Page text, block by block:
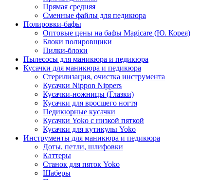
Прямая средняя
Сменные файлы для педикюра
Полировки-бафы
Оптовые цены на бафы Magicare (Ю. Корея)
Блоки полировщики
Пилки-блоки
Пылесосы для маникюра и педикюра
Кусачки для маникюра и педикюра
Стерилизация, очистка инструмента
Кусачки Nippon Nippers
Кусачки-ножницы (Глазки)
Кусачки для вросшего ногтя
Педикюрные кусачки
Кусачки Yoko с низкой пяткой
Кусачки для кутикулы Yoko
Инструменты для маникюра и педикюра
Доты, петли, шлифовки
Каттеры
Станок для пяток Yoko
Шаберы